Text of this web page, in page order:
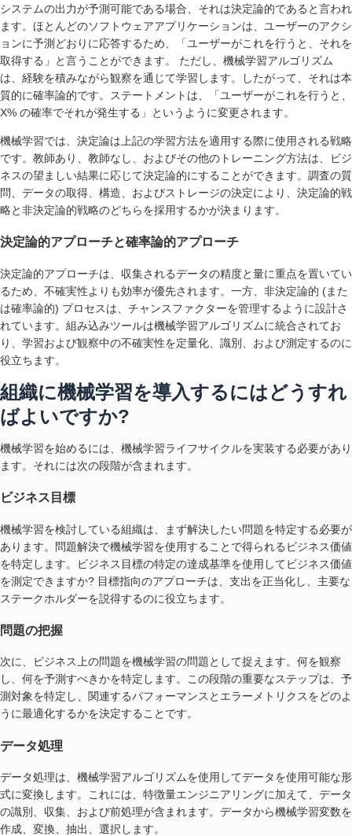
システムの出力が予測可能である場合、それは決定論的であると言われ
ます。ほとんどのソフトウェアアプリケーションは、ユーザーのアクシ
ョンに予測どおりに応答するため、「ユーザーがこれを行うと、それを
取得する」と言うことができます。 ただし、機械学習アルゴリズム
は、経験を積みながら観察を通じて学習します。したがって、それは本
質的に確率論的です。ステートメントは、「ユーザーがこれを行うと、
X% の確率でそれが発生する」というように変更されます。
機械学習では、決定論は上記の学習方法を適用する際に使用される戦略
です。教師あり、教師なし、およびその他のトレーニング方法は、ビジ
ネスの望ましい結果に応じて決定論的にすることができます。調査の質
問、データの取得、構造、およびストレージの決定により、決定論的戦
略と非決定論的戦略のどちらを採用するかが決まります。
決定論的アプローチと確率論的アプローチ
決定論的アプローチは、収集されるデータの精度と量に重点を置いてい
るため、不確実性よりも効率が優先されます。一方、非決定論的 (また
は確率論的) プロセスは、チャンスファクターを管理するように設計さ
れています。組み込みツールは機械学習アルゴリズムに統合されてお
り、学習および観察中の不確実性を定量化、識別、および測定するのに
役立ちます。
組織に機械学習を導入するにはどうすれ
ばよいですか?
機械学習を始めるには、機械学習ライフサイクルを実装する必要があり
ます。それには次の段階が含まれます。
ビジネス目標
機械学習を検討している組織は、まず解決したい問題を特定する必要が
あります。問題解決で機械学習を使用することで得られるビジネス価値
を特定します。ビジネス目標の特定の達成基準を使用してビジネス価値
を測定できますか? 目標指向のアプローチは、支出を正当化し、主要な
ステークホルダーを説得するのに役立ちます。
問題の把握
次に、ビジネス上の問題を機械学習の問題として捉えます。何を観察
し、何を予測すべきかを特定します。この段階の重要なステップは、予
測対象を特定し、関連するパフォーマンスとエラーメトリクスをどのよ
うに最適化するかを決定することです。
データ処理
データ処理は、機械学習アルゴリズムを使用してデータを使用可能な形
式に変換します。これには、特徴量エンジニアリングに加えて、データ
の識別、収集、および前処理が含まれます。データから機械学習変数を
作成、変換、抽出、選択します。